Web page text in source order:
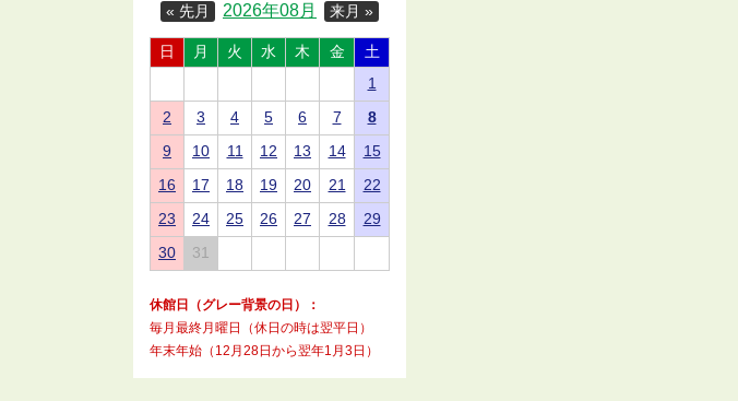
« 先月 来月 »
2026年08月
日 月 火 水 木 金
土
1
2 3 4 5 6 7 8
9 10 11 12 13 14 15
16 17 18 19 20 21 22
23 24 25 26 27 28 29
30 31
休館日（グレー背景の日）：
毎月最終月曜日（休日の時は翌平日）
年末年始（12月28日から翌年1月3日）